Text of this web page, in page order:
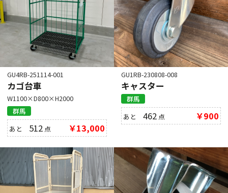
GU4RB-251114-001
カゴ台車
W1100×D800×H2000
群馬
あと 512 点 ￥13,000
GU1RB-230808-008
キャスター
群馬
あと462 点 ￥900